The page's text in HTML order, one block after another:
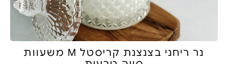
נר ריחני בצנצנת קריסטל M משעוות